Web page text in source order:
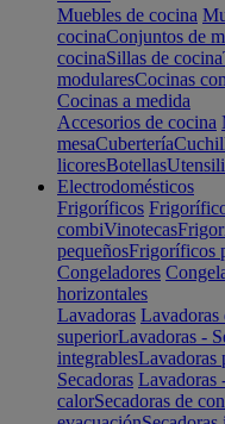
Muebles de cocina
cocinaConjuntos de
cocinaSillas de cocina
modularesCocinas
Cocinas a medida
Accesorios de cocina
mesaCubertería
licoresBotellas
Electrodomésticos
Frigoríficos
combiVinotecas
pequeñosFrigoríficos
Congeladores
horizontales
Lavadoras Lavadoras
superiorLavadoras -
integrablesLavadoras
Secadoras Lavadoras
calorSecadoras de